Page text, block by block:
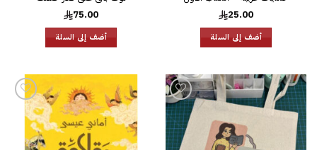
25.00
أضف إلى السلة
75.00
أضف إلى السلة
إضافة
إلى
قائمة
الرغبات
إضافة
إلى
قائمة
الرغبات